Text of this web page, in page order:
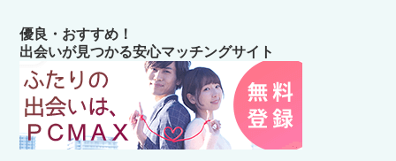
優良・おすすめ！
出会いが見つかる安心マッチングサイト